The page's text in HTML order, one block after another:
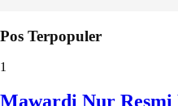
Pos Terpopuler
1
Mawardi Nur